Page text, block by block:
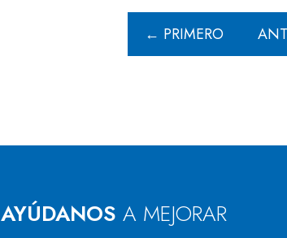
← PRIMERO
AYÚDANOS A MEJORAR